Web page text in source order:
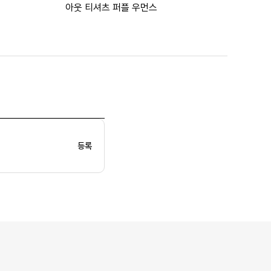
아웃 티셔츠 퍼플 우먼스
등록